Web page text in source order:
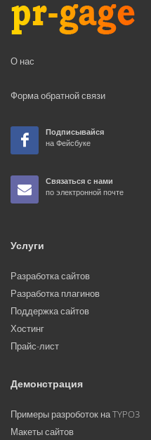
О нас
Форма обратной связи
Подписывайся
на Фейсбуке
Связаться с нами
по электронной почте
Услуги
Разработка сайтов
Разработка плагинов
Поддержка сайтов
Хостинг
Прайс-лист
Демонстрация
Примеры разроботок на TYPO3
Макеты сайтов